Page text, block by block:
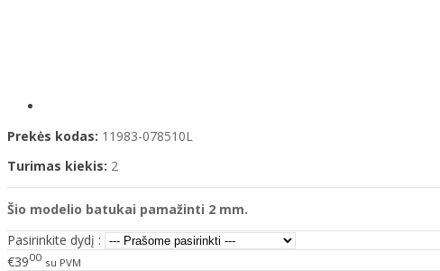
Prekės kodas: 11983-078510L
Turimas kiekis: 2
Šio modelio batukai pamažinti 2 mm.
Pasirinkite dydį :
€3900 su PVM